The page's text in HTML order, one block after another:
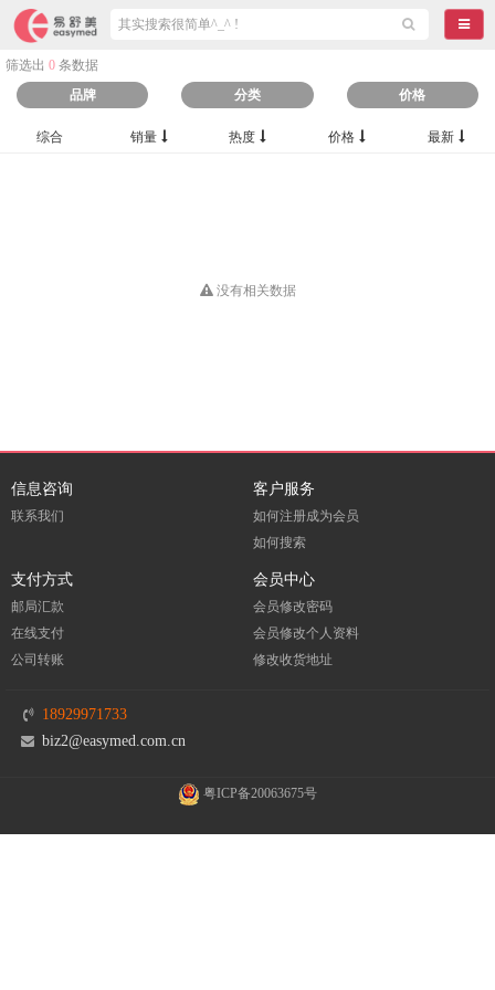
导航
筛选出 0 条数据
品牌
分类 价格
综合 销量 热度 价格 最新
没有相关数据
信息咨询
联系我们
客户服务
如何注册成为会员
如何搜索
支付方式
邮局汇款
在线支付
公司转账
会员中心
会员修改密码
会员修改个人资料
修改收货地址
18929971733
biz2@easymed.com.cn
粤ICP备20063675号